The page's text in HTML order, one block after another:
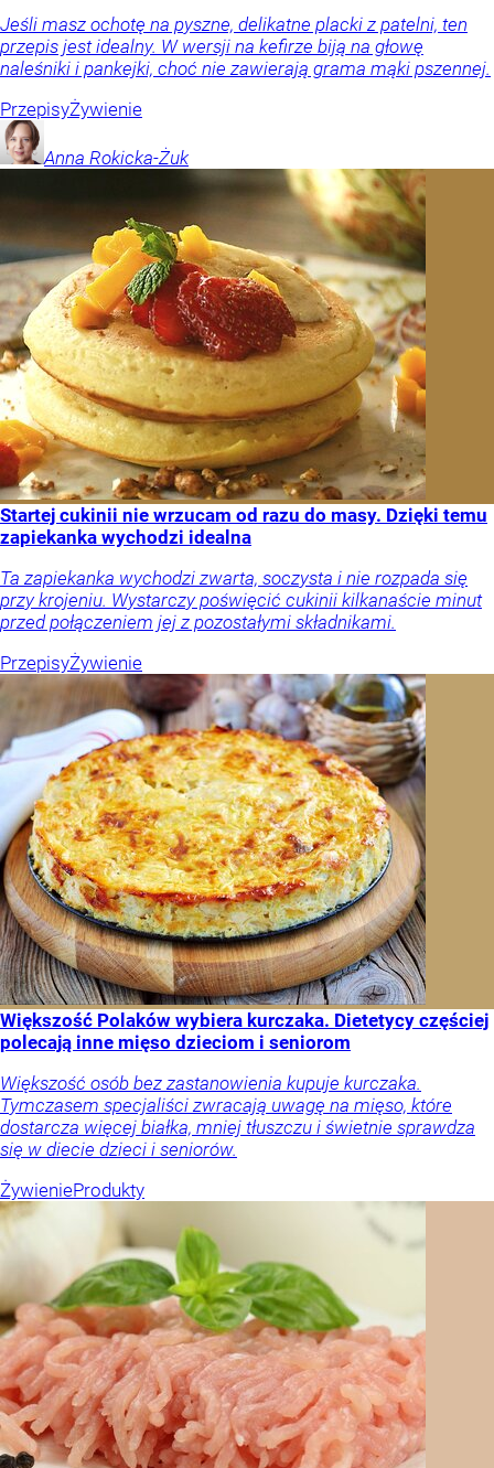
Jeśli masz ochotę na pyszne, delikatne placki z patelni, ten
przepis jest idealny. W wersji na kefirze biją na głowę
naleśniki i pankejki, choć nie zawierają grama mąki pszennej.
PrzepisyŻywienie
Anna Rokicka-Żuk
Startej cukinii nie wrzucam od razu do masy. Dzięki temu
zapiekanka wychodzi idealna
Ta zapiekanka wychodzi zwarta, soczysta i nie rozpada się
przy krojeniu. Wystarczy poświęcić cukinii kilkanaście minut
przed połączeniem jej z pozostałymi składnikami.
PrzepisyŻywienie
Większość Polaków wybiera kurczaka. Dietetycy częściej
polecają inne mięso dzieciom i seniorom
Większość osób bez zastanowienia kupuje kurczaka.
Tymczasem specjaliści zwracają uwagę na mięso, które
dostarcza więcej białka, mniej tłuszczu i świetnie sprawdza
się w diecie dzieci i seniorów.
ŻywienieProdukty